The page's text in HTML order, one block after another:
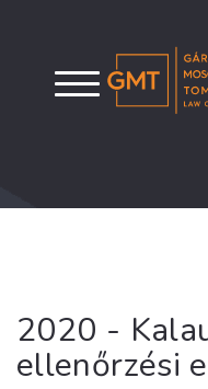
2020 -
ellenőrzési